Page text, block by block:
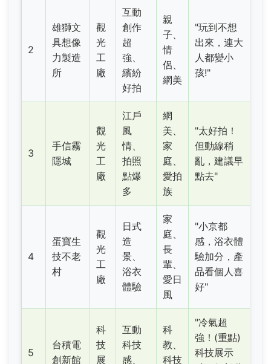
2
雄獅文
具想像
力製造
所
觀
光
工
廠
互動
創作
超
強、
繽紛
好拍
親
子、
情
侶、
網美
"玩到不想
出來，連大
人都變小
孩!"
3
手信霧
隱城
觀
光
工
廠
江戶
風
情、
拍照
點爆
多
網
美、
家
庭、
愛拍
族
"太好拍！
但動線稍
亂，建議早
點去"
4
蛋寶生
技不老
村
觀
光
工
廠
日式
造
景、
浴衣
體驗
家
庭、
長
輩、
愛日
風
"小京都
感，浴衣體
驗加分，產
品看個人喜
好"
5
台積電
創新館
科
技
展
互動
科技
感、
科
教、
科技
"冷氣超
強！(重點)
科技展示